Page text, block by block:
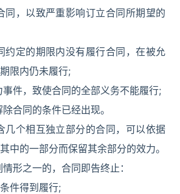
同，以致严重影响订立合同所期望的
约定的期限内没有履行合同，在被允
限内仍未履行;
件，致使合同的全部义务不能履行;
合同的条件已经出现。
几个相互独立部分的合同，可以依据
中的一部分而保留其余部分的效力。
形之一的，合同即告终止：
件得到履行;